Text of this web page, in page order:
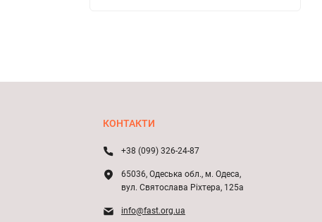
КОНТАКТИ
+38 (099) 326-24-87
65036, Одеська обл., м. Одеса,
вул. Святослава Ріхтера, 125а
info@fast.org.ua